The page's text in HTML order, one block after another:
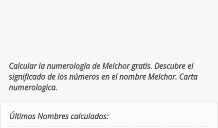
Calcular la numerología de Melchor gratis. Descubre el
significado de los números en el nombre Melchor. Carta
numerologica.
Últimos Nombres calculados: